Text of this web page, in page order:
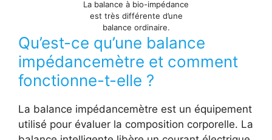
La balance à bio-impédance
est très différente d’une
balance ordinaire.
Qu’est-ce qu’une balance
impédancemètre et comment
fonctionne-t-elle ?
La balance impédancemètre est un équipement
utilisé pour évaluer la composition corporelle. La